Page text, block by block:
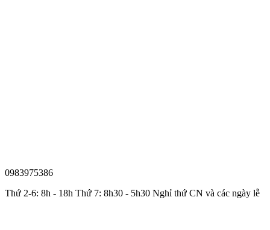
0983975386
Thứ 2-6: 8h - 18h Thứ 7: 8h30 - 5h30 Nghỉ thứ CN và các ngày lễ